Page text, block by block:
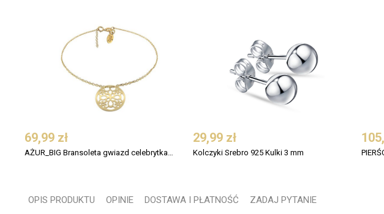
69,99 zł
AŻUR_BIG Bransoleta gwiazd celebrytka CircleAL srebro pozłacane
29,99 zł
Kolczyki Srebro 925 Kulki 3 mm
OPIS PRODUKTU OPINIE DOSTAWA I PŁATNOŚĆ ZADAJ PYTANIE